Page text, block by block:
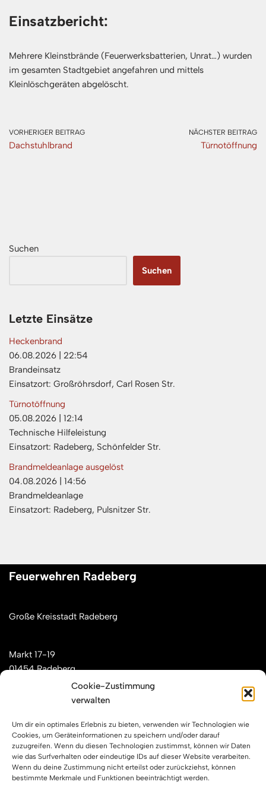
Cookie-Zustimmung
verwalten
Um dir ein optimales Erlebnis zu bieten, verwenden wir Technologien wie
Cookies, um Geräteinformationen zu speichern und/oder darauf
zuzugreifen. Wenn du diesen Technologien zustimmst, können wir Daten
wie das Surfverhalten oder eindeutige IDs auf dieser Website verarbeiten.
Wenn du deine Zustimmung nicht erteilst oder zurückziehst, können
bestimmte Merkmale und Funktionen beeinträchtigt werden.
Einsatzbericht:
Mehrere Kleinstbrände (Feuerwerksbatterien, Unrat…) wurden
im gesamten Stadtgebiet angefahren und mittels
Kleinlöschgeräten abgelöscht.
VORHERIGER BEITRAG
Dachstuhlbrand
NÄCHSTER BEITRAG
Türnotöffnung
Suchen
Suchen
Letzte Einsätze
Heckenbrand
06.08.2026
22:54
Brandeinsatz
Einsatzort: Großröhrsdorf, Carl Rosen Str.
Türnotöffnung
05.08.2026
12:14
Technische Hilfeleistung
Einsatzort: Radeberg, Schönfelder Str.
Brandmeldeanlage ausgelöst
04.08.2026
14:56
Brandmeldeanlage
Einsatzort: Radeberg, Pulsnitzer Str.
Feuerwehren Radeberg
Große Kreisstadt Radeberg
Markt 17-19
01454 Radeberg
Mail: kontakt[at]feuerwehren-radeberg.de
Feuerwehren Radeberg im Internet
Facebook Instagram YouTube